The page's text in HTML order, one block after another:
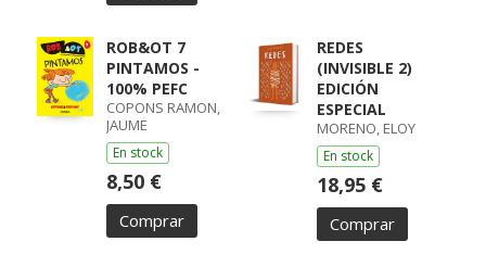
ROB&OT 7
PINTAMOS -
100% PEFC
COPONS RAMON,
JAUME
En stock
8,50 €
Comprar
REDES
(INVISIBLE 2)
EDICIÓN
ESPECIAL
MORENO, ELOY
En stock
18,95 €
Comprar